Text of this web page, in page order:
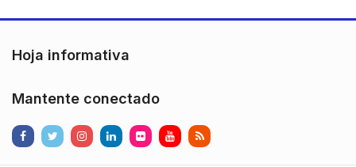
Hoja informativa
Mantente conectado